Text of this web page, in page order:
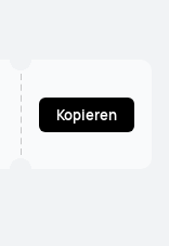
Kopieren